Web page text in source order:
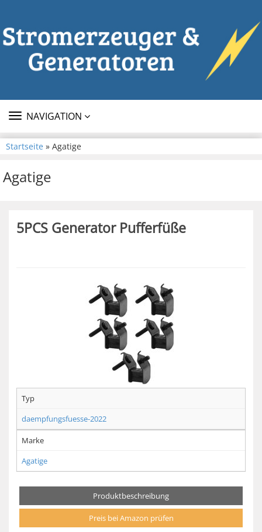
TOGGLE
NAVIGATION
Startseite » Agatige
Agatige
5PCS Generator Pufferfüße
Typ
daempfungsfuesse-2022
Marke
Agatige
Produktbeschreibung
Preis bei Amazon prüfen